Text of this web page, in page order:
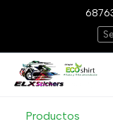
Productos